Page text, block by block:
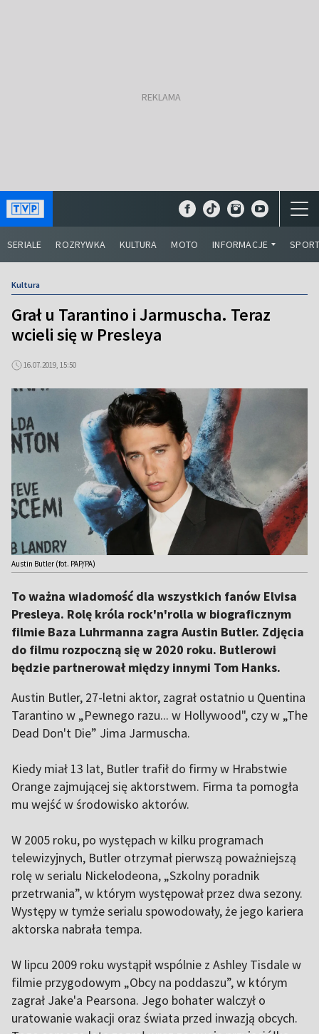
SERIALE ROZRYWKA KULTURA MOTO INFORMACJE
Kultura
Grał u Tarantino i Jarmuscha. Teraz
wcieli się w Presleya
16.07.2019, 15:50
Austin Butler (fot. PAP/PA)
To ważna wiadomość dla wszystkich fanów Elvisa
Presleya. Rolę króla rock'n'rolla w biograficznym
filmie Baza Luhrmanna zagra Austin Butler. Zdjęcia
do filmu rozpoczną się w 2020 roku. Butlerowi
będzie partnerował między innymi Tom Hanks.
Austin Butler, 27-letni aktor, zagrał ostatnio u Quentina
Tarantino w „Pewnego razu... w Hollywood", czy w „The
Dead Don't Die” Jima Jarmuscha.
Kiedy miał 13 lat, Butler trafił do firmy w Hrabstwie
Orange zajmującej się aktorstwem. Firma ta pomogła
mu wejść w środowisko aktorów.
W 2005 roku, po występach w kilku programach
telewizyjnych, Butler otrzymał pierwszą poważniejszą
rolę w serialu Nickelodeona, „Szkolny poradnik
przetrwania”, w którym występował przez dwa sezony.
Występy w tymże serialu spowodowały, że jego kariera
aktorska nabrała tempa.
W lipcu 2009 roku wystąpił wspólnie z Ashley Tisdale w
filmie przygodowym „Obcy na poddaszu”, w którym
zagrał Jake'a Pearsona. Jego bohater walczył o
uratowanie wakacji oraz świata przed inwazją obcych.